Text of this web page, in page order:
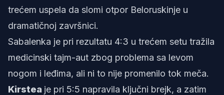
trećem uspela da slomi otpor Beloruskinje u
dramatičnoj završnici.
Sabalenka je pri rezultatu 4:3 u trećem setu tražila
medicinski tajm-aut zbog problema sa levom
nogom i leđima, ali ni to nije promenilo tok meča.
Kirstea je pri 5:5 napravila ključni brejk, a zatim